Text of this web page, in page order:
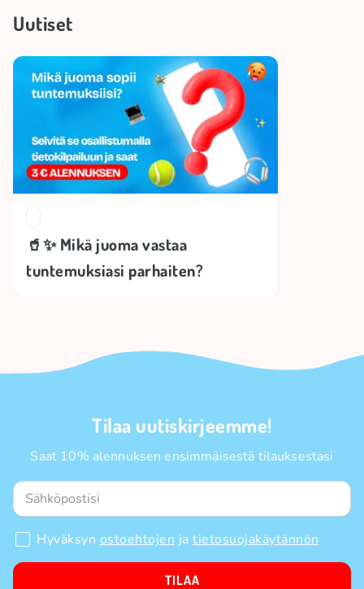
Uutiset
🥤✨ Mikä juoma vastaa
tuntemuksiasi parhaiten?
Tilaa uutiskirjeemme!
Saat 10% alennuksen ensimmäisestä tilauksestasi
Hyväksyn ostoehtojen ja tietosuojakäytännön
TILAA